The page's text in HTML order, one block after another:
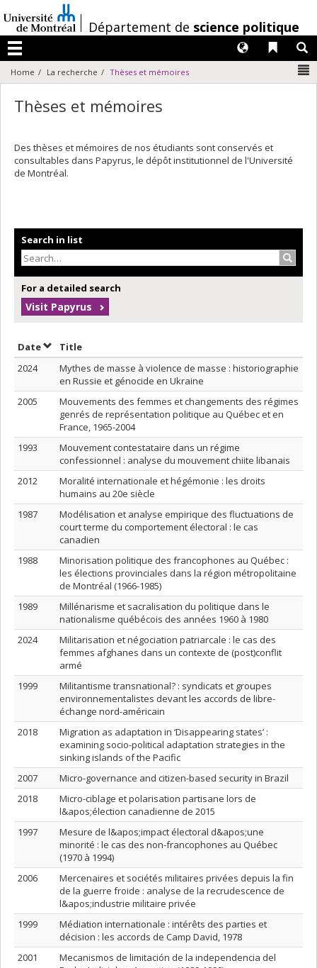
au
contenu
/Département de science politique
Menu
Liens
Langues
Home La recherche Thèses et mémoires
Thèses et mémoires
Des thèses et mémoires de nos étudiants sont conservés et
consultables dans Papyrus, le dépôt institutionnel de l'Université
de Montréal.
Search in list
For a detailed search
Visit Papyrus
DateSort by date in descending order
Title
2024
Mythes de masse à violence de masse : historiographie
en Russie et génocide en Ukraine
2005
Mouvements des femmes et changements des régimes
genrés de représentation politique au Québec et en
France, 1965-2004
1993
Mouvement contestataire dans un régime
confessionnel : analyse du mouvement chiite libanais
2012
Moralité internationale et hégémonie : les droits
humains au 20e siècle
1987
Modélisation et analyse empirique des fluctuations de
court terme du comportement électoral : le cas
canadien
1988
Minorisation politique des francophones au Québec :
les élections provinciales dans la région métropolitaine
de Montréal (1966-1985)
1989
Millénarisme et sacralisation du politique dans le
nationalisme québécois des années 1960 à 1980
2024
Militarisation et négociation patriarcale : le cas des
femmes afghanes dans un contexte de (post)conflit
armé
1999
Militantisme transnational? : syndicats et groupes
environnementalistes devant les accords de libre-
échange nord-américain
2018
Migration as adaptation in ‘Disappearing states’ :
examining socio-political adaptation strategies in the
sinking islands of the Pacific
2007
Micro-governance and citizen-based security in Brazil
2018
Micro-ciblage et polarisation partisane lors de
l&apos;élection canadienne de 2015
1997
Mesure de l&apos;impact électoral d&apos;une
minorité : le cas des non-francophones au Québec
(1970 à 1994)
2006
Mercenaires et sociétés militaires privées depuis la fin
de la guerre froide : analyse de la recrudescence de
l&apos;industrie militaire privée
1999
Médiation internationale : intérêts des parties et
décision : les accords de Camp David, 1978
2001
Mecanismos de limitación de la independencia del